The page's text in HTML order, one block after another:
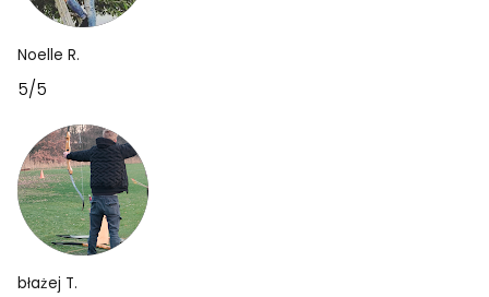
Noelle R.
5/5
błażej T.